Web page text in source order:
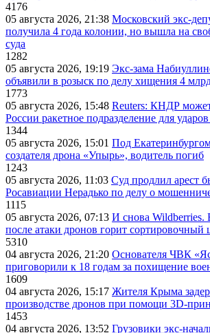
4176
05 августа 2026, 21:38 Московский экс-
получила 4 года колонии, но вышла на
суда
1282
05 августа 2026, 19:19 Экс-зама
объявили в розыск по делу хищения 4
1773
05 августа 2026, 15:48 Reuters: КНДР может
России ракетное подразделение для
1344
05 августа 2026, 15:01 Под
создателя дрона «Упырь», водитель погиб
1243
05 августа 2026, 11:03 Суд продлил арест
Росавиации Нерадько по делу о
1115
05 августа 2026, 07:13 И снова Wildberries.
после атаки дронов горит сортировочный
5310
04 августа 2026, 21:20 Основателя ЧВК
приговорили к 18 годам за похищение
1609
04 августа 2026, 15:17 Жителя Крыма
производстве дронов при помощи
1453
04 августа 2026, 13:52 Грузовики экс-